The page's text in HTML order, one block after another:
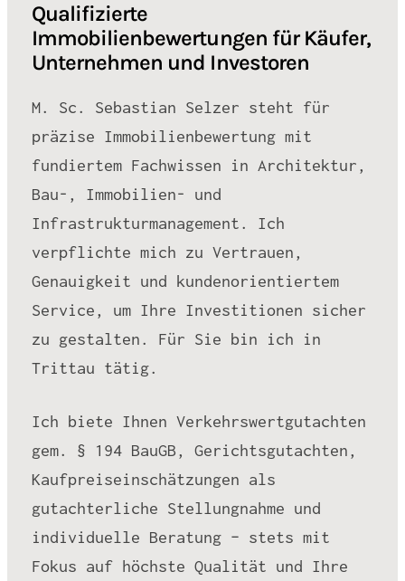
Qualifizierte
Immobilienbewertungen für Käufer,
Unternehmen und Investoren
M. Sc. Sebastian Selzer steht für
präzise Immobilienbewertung mit
fundiertem Fachwissen in Architektur,
Bau-, Immobilien- und
Infrastrukturmanagement. Ich
verpflichte mich zu Vertrauen,
Genauigkeit und kundenorientiertem
Service, um Ihre Investitionen sicher
zu gestalten. Für Sie bin ich in
Trittau tätig.
Ich biete Ihnen Verkehrswertgutachten
gem. § 194 BauGB, Gerichtsgutachten,
Kaufpreiseinschätzungen als
gutachterliche Stellungnahme und
individuelle Beratung – stets mit
Fokus auf höchste Qualität und Ihre